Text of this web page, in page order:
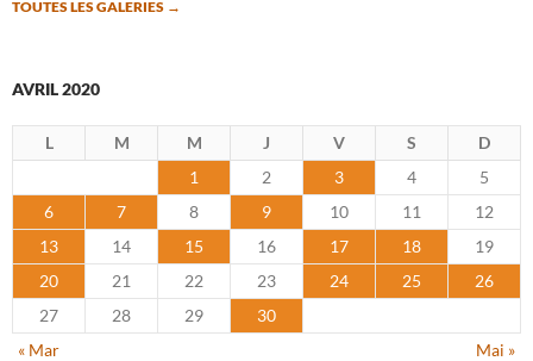
TOUTES LES GALERIES →
AVRIL 2020
L M M J V S
D
1
2 3 4
5
6
7 8 9 10 11
12
13
14 15 16 17 18
19
20
21 22 23 24 25
26
27
28 29
30
« Mar
Mai »